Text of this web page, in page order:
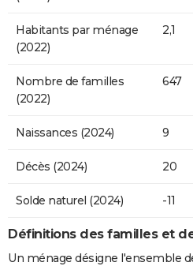
Habitants par ménage
(2022)
2,1
Nombre de familles
(2022)
647
Naissances (2024) 9
Décès (2024) 20
Solde naturel (2024) -11
Définitions des familles et
Un ménage désigne l'ensemble